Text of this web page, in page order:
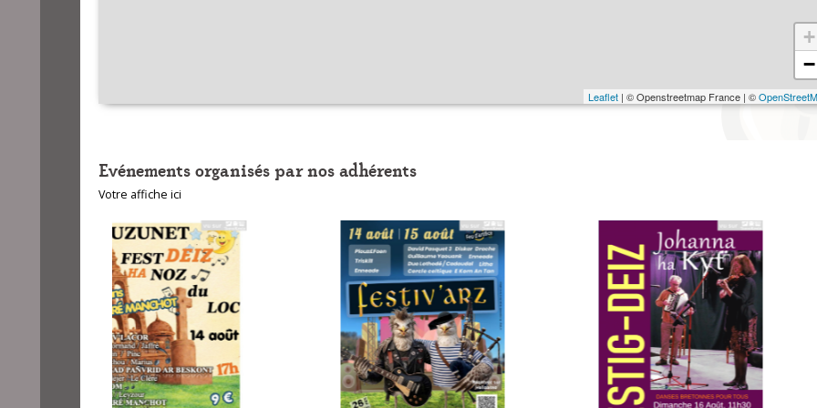
+
−
Leaflet| © Openstreetmap France | ©
Evénements organisés par nos adhérents
Votre affiche ici